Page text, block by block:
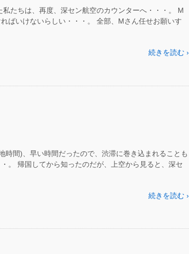
たちは、再度、深セン航空のカウンターへ・・・。 M
ばいけないらしい・・・。 全部、Mさん任せお願いす
続きを読む ›
間)、早い時間だったので、渋滞に巻き込まれることも
。 帰国してから知ったのだが、上空から見ると、深セ
続きを読む ›